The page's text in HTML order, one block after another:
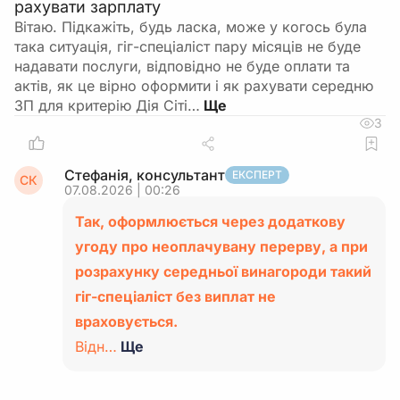
рахувати зарплату
Вітаю. Підкажіть, будь ласка, може у когось була
така ситуація, гіг-спеціаліст пару місяців не буде
надавати послуги, відповідно не буде оплати та
актів, як це вірно оформити і як рахувати середню
ЗП для критерію Дія Сіті…
3
СК Стефанія, консультант ЕКСПЕРТ
07.08.2026 | 00:26
Так, оформлюється через додаткову
угоду про неоплачувану перерву, а при
розрахунку середньої винагороди такий
гіг-спеціаліст без виплат не
враховується.
Відн… Ще